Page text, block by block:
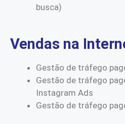
busca)
Vendas na
Gestão de tráfego
Gestão de tráfego
Instagram Ads
Gestão de tráfego